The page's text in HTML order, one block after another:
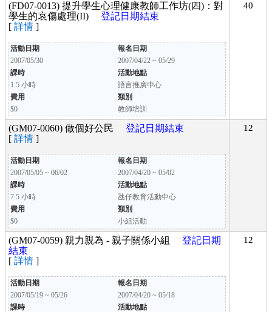
(FD07-0013) 提升學生心理健康教師工作坊(四)：對
學生的哀傷處理(II) 登記日期結束
[ 詳情 ]
活動日期
報名日期
2007/05/30
2007/04/22 ~ 05/29
課時
活動地點
1.5 小時
語言推廣中心
費用
類別
$0
教師培訓
40
(GM07-0060) 做個好公民 登記日期結束
[ 詳情 ]
活動日期
報名日期
2007/05/05 ~ 06/02
2007/04/20 ~ 05/02
課時
活動地點
7.5 小時
氹仔教育活動中心
費用
類別
$0
小組活動
12
(GM07-0059) 親力親為 - 親子關係小組 登記日期
結束
[ 詳情 ]
活動日期
報名日期
2007/05/19 ~ 05/26
2007/04/20 ~ 05/18
課時
活動地點
12